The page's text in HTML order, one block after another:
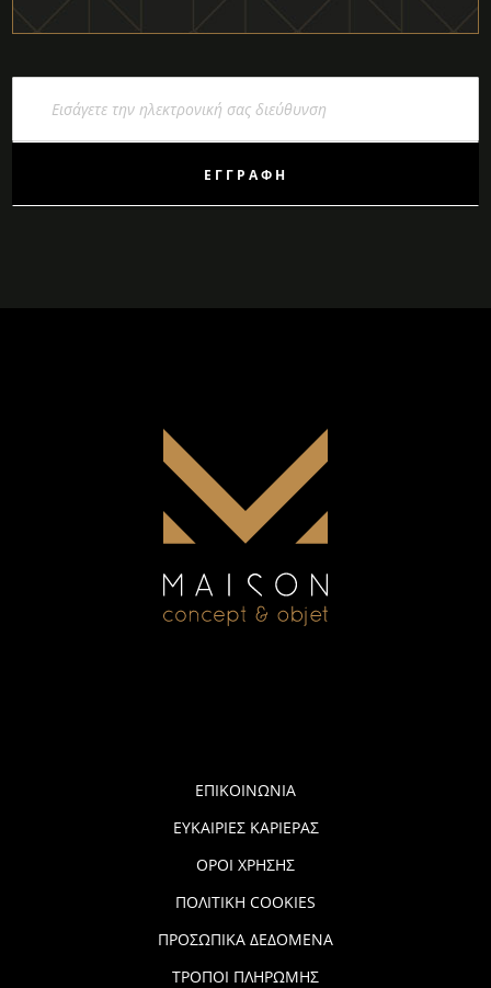
ΕΓΓΡΑΦΉ
ΕΠΙΚΟΙΝΩΝΙΑ
ΕΥΚΑΙΡΙΕΣ ΚΑΡΙΕΡΑΣ
ΟΡΟΙ ΧΡΗΣΗΣ
ΠΟΛΙΤΙΚΗ COOKIES
ΠΡΟΣΩΠΙΚΑ ΔΕΔΟΜΕΝΑ
ΤΡΟΠΟΙ ΠΛΗΡΩΜΗΣ